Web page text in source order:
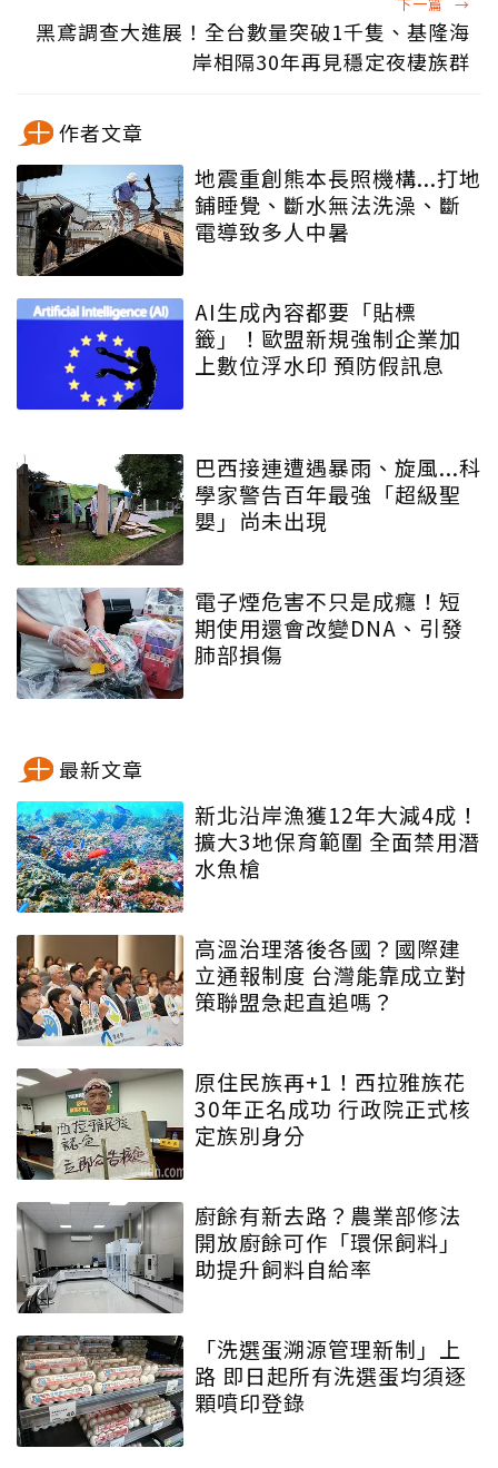
黑鳶調查大進展！全台數量突破1千隻、基隆海
岸相隔30年再見穩定夜棲族群
作者文章
地震重創熊本長照機構...打地
鋪睡覺、斷水無法洗澡、斷
電導致多人中暑
AI生成內容都要「貼標
籤」！歐盟新規強制企業加
上數位浮水印 預防假訊息
巴西接連遭遇暴雨、旋風...科
學家警告百年最強「超級聖
嬰」尚未出現
電子煙危害不只是成癮！短
期使用還會改變DNA、引發
肺部損傷
最新文章
新北沿岸漁獲12年大減4成！
擴大3地保育範圍 全面禁用潛
水魚槍
高溫治理落後各國？國際建
立通報制度 台灣能靠成立對
策聯盟急起直追嗎？
原住民族再+1！西拉雅族花
30年正名成功 行政院正式核
定族別身分
廚餘有新去路？農業部修法
開放廚餘可作「環保飼料」
助提升飼料自給率
「洗選蛋溯源管理新制」上
路 即日起所有洗選蛋均須逐
顆噴印登錄